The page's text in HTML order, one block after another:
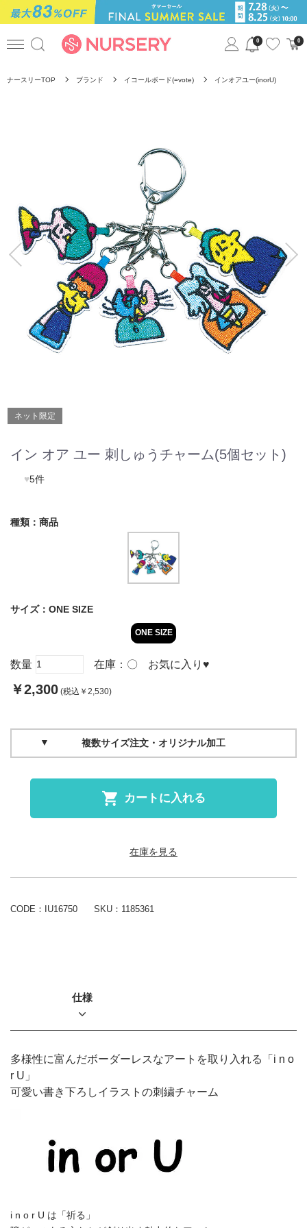
0 0
ナースリーTOP ブランド イコールボード(=vote) インオアユー(inorU)
ネット限定
イン オア ユー 刺しゅうチャーム(5個セット)
♥5件
種類： 商品
サイズ： ONE SIZE
ONE SIZE
数量 在庫： 〇 お気に入り ♥
￥2,300 (税込￥2,530)
複数サイズ注文・オリジナル加工
カートに入れる
在庫を見る
CODE：IU16750 SKU： 1185361
仕様
多様性に富んだボーダーレスなアートを取り入れる「i n o
r U」
可愛い書き下ろしイラストの刺繍チャーム
i n o r U は「祈る」